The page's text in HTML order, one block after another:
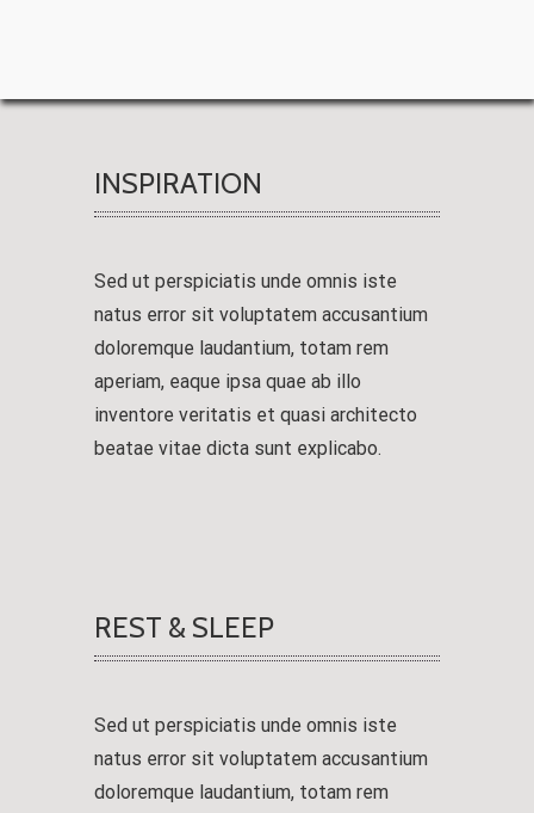
INSPIRATION
Sed ut perspiciatis unde omnis iste
natus error sit voluptatem accusantium
doloremque laudantium, totam rem
aperiam, eaque ipsa quae ab illo
inventore veritatis et quasi architecto
beatae vitae dicta sunt explicabo.
REST & SLEEP
Sed ut perspiciatis unde omnis iste
natus error sit voluptatem accusantium
doloremque laudantium, totam rem